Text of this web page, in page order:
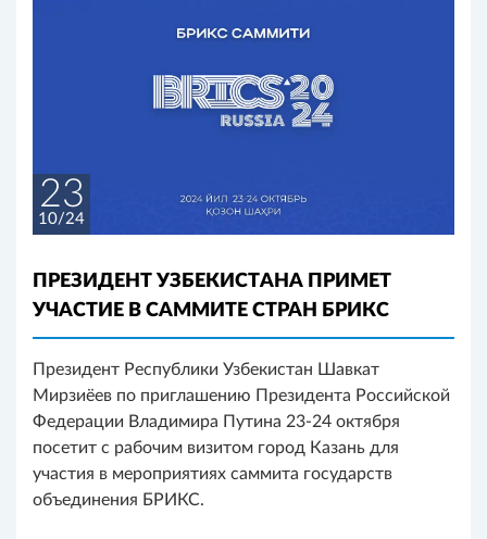
23
10/24
ПРЕЗИДЕНТ УЗБЕКИСТАНА ПРИМЕТ
УЧАСТИЕ В САММИТЕ СТРАН БРИКС
Президент Республики Узбекистан Шавкат
Мирзиёев по приглашению Президента Российской
Федерации Владимира Путина 23-24 октября
посетит с рабочим визитом город Казань для
участия в мероприятиях саммита государств
объединения БРИКС.